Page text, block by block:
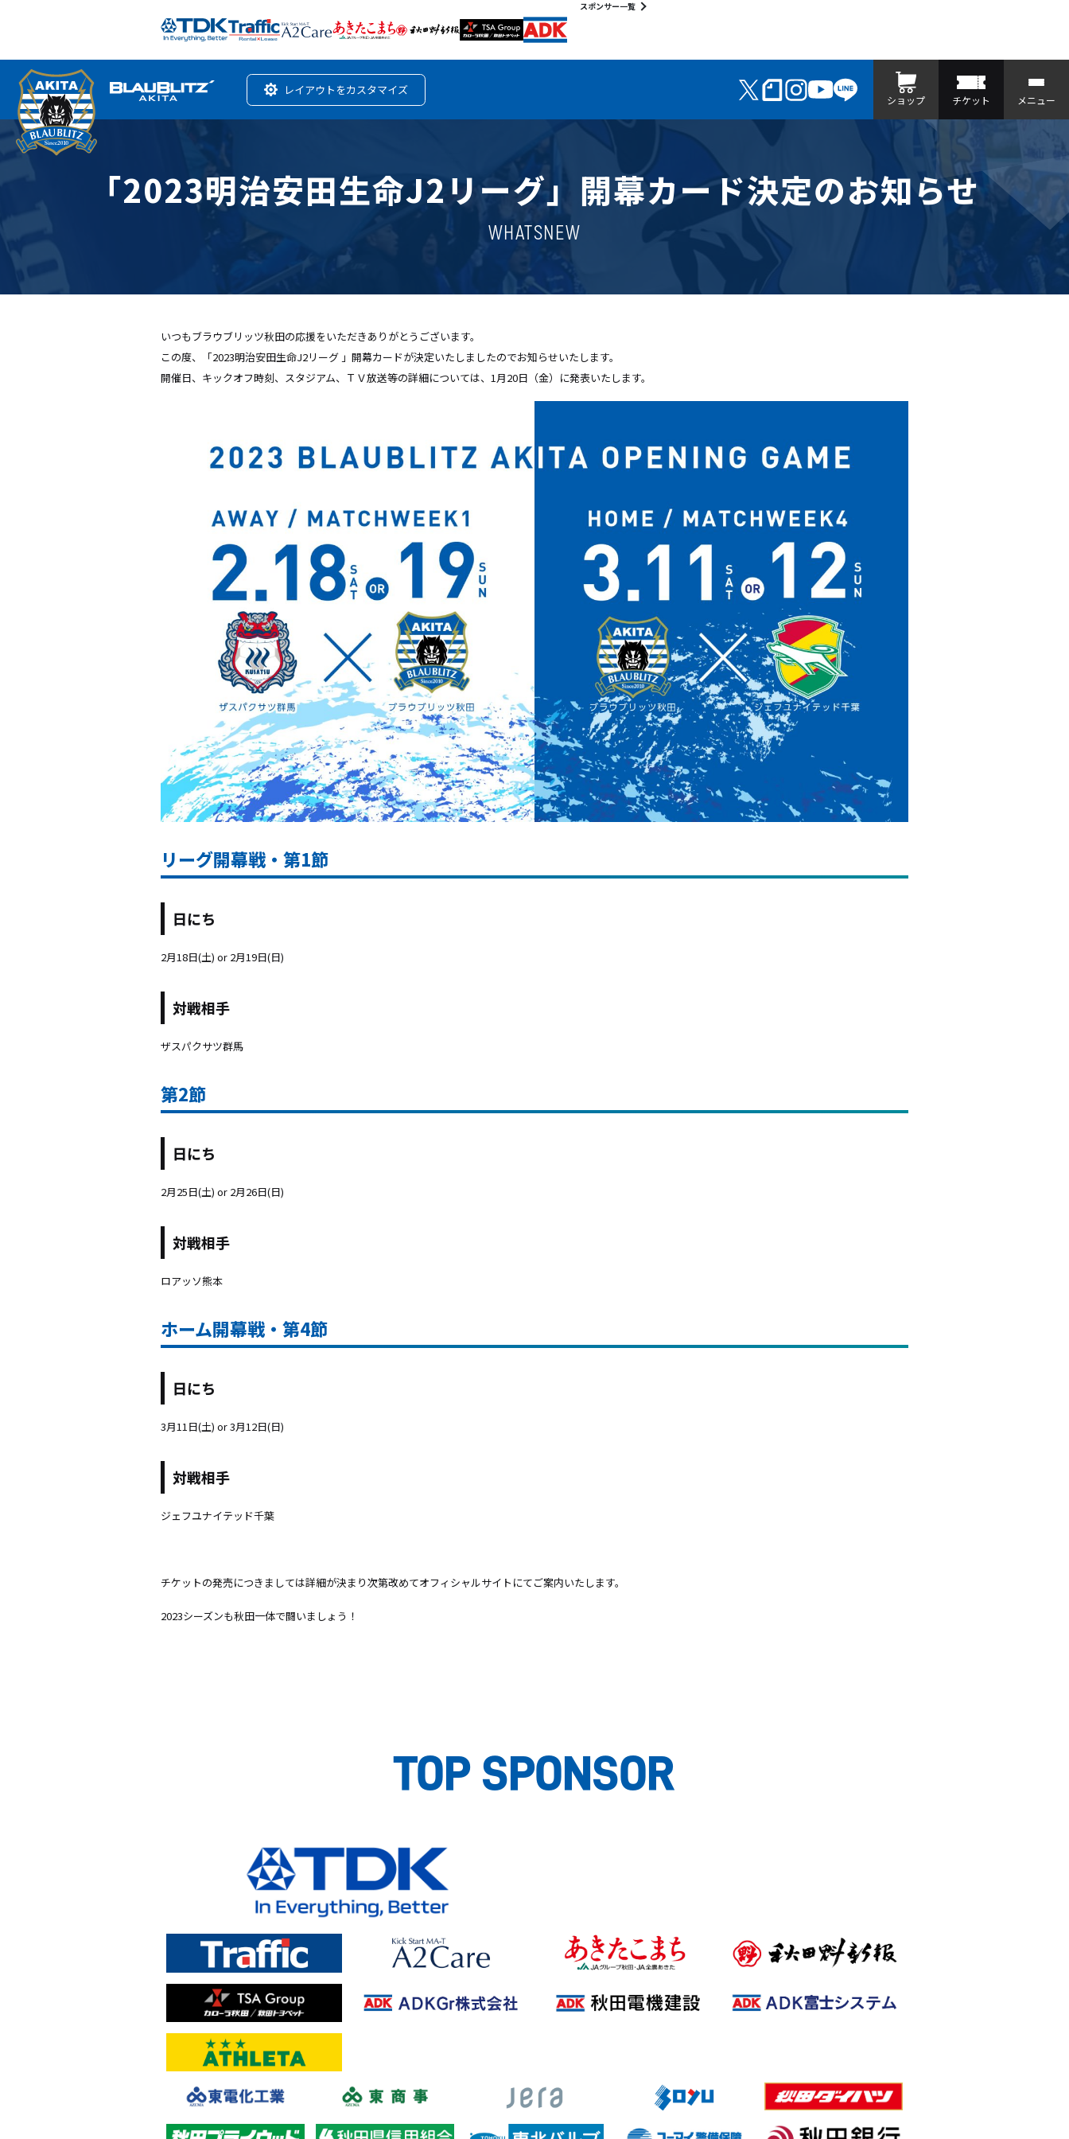
スポンサー一覧
レイアウトをカスタマイズ
ショップ チケット メニュー
「2023明治安田生命J2リーグ」開幕カード決定のお知らせ
WHATSNEW
いつもブラウブリッツ秋田の応援をいただきありがとうございます。
この度、「2023明治安田生命J2リーグ 」開幕カードが決定いたしましたのでお知らせいたします。
開催日、キックオフ時刻、スタジアム、ＴＶ放送等の詳細については、 1月20日（金）に発表いたします。
リーグ開幕戦・第1節
日にち
2月18日(土) or 2月19日(日)
対戦相手
ザスパクサツ群馬
第2節
日にち
2月25日(土) or 2月26日(日)
対戦相手
ロアッソ熊本
ホーム開幕戦・第4節
日にち
3月11日(土) or 3月12日(日)
対戦相手
ジェフユナイテッド千葉
チケットの発売につきましては詳細が決まり次第改めてオフィシャルサイトにてご案内いたします。
2023シーズンも秋田一体で闘いましょう！
TOP SPONSOR